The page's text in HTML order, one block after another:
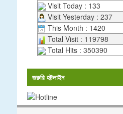
Visit Today : 133
Visit Yesterday : 237
This Month : 1420
Total Visit : 119798
Total Hits : 350390
জরুরি হটলাইন